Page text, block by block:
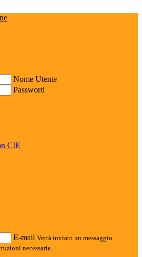
Nome Utente
Password
CIE
E-mail Verrà inviato un messaggio
necessarie.